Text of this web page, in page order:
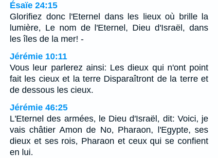
Ésaïe 24:15
Glorifiez donc l'Eternel dans les lieux où brille la
lumière, Le nom de l'Eternel, Dieu d'Israël, dans
les îles de la mer! -
Jérémie 10:11
Vous leur parlerez ainsi: Les dieux qui n'ont point
fait les cieux et la terre Disparaîtront de la terre et
de dessous les cieux.
Jérémie 46:25
L'Eternel des armées, le Dieu d'Israël, dit: Voici, je
vais châtier Amon de No, Pharaon, l'Egypte, ses
dieux et ses rois, Pharaon et ceux qui se confient
en lui.